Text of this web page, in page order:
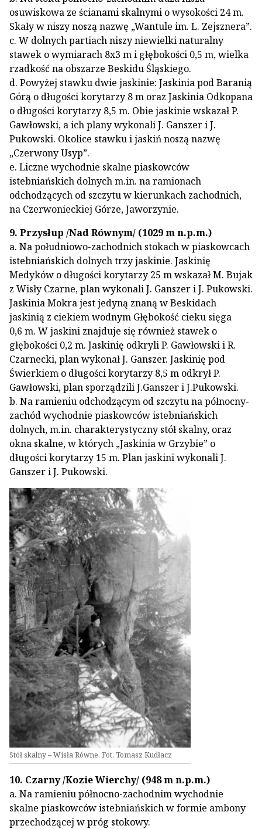
osuwiskowa ze ścianami skalnymi o wysokości 24 m.
Skały w niszy noszą nazwę „Wantule im. L. Zejsznera”.
c. W dolnych partiach niszy niewielki naturalny
stawek o wymiarach 8x3 m i głębokości 0,5 m, wielka
rzadkość na obszarze Beskidu Śląskiego.
d. Powyżej stawku dwie jaskinie: Jaskinia pod Baranią
Górą o długości korytarzy 8 m oraz Jaskinia Odkopana
o długości korytarzy 8,5 m. Obie jaskinie wskazał P.
Gawłowski, a ich plany wykonali J. Ganszer i J.
Pukowski. Okolice stawku i jaskiń noszą nazwę
„Czerwony Usyp”.
e. Liczne wychodnie skalne piaskowców
istebniańskich dolnych m.in. na ramionach
odchodzących od szczytu w kierunkach zachodnich,
na Czerwonieckiej Górze, Jaworzynie.
9. Przysłup /Nad Równym/ (1029 m n.p.m.)
a. Na południowo-zachodnich stokach w piaskowcach
istebniańskich dolnych trzy jaskinie. Jaskinię
Medyków o długości korytarzy 25 m wskazał M. Bujak
z Wisły Czarne, plan wykonali J. Ganszer i J. Pukowski.
Jaskinia Mokra jest jedyną znaną w Beskidach
jaskinią z ciekiem wodnym Głębokość cieku sięga
0,6 m. W jaskini znajduje się również stawek o
głębokości 0,2 m. Jaskinię odkryli P. Gawłowski i R.
Czarnecki, plan wykonał J. Ganszer. Jaskinię pod
Świerkiem o długości korytarzy 8,5 m odkrył P.
Gawłowski, plan sporządzili J.Ganszer i J.Pukowski.
b. Na ramieniu odchodzącym od szczytu na północny-
zachód wychodnie piaskowców istebniańskich
dolnych, m.in. charakterystyczny stół skalny, oraz
okna skalne, w których „Jaskinia w Grzybie” o
długości korytarzy 15 m. Plan jaskini wykonali J.
Ganszer i J. Pukowski.
Stół skalny – Wisła Równe. Fot. Tomasz Kudłacz
10. Czarny /Kozie Wierchy/ (948 m n.p.m.)
a. Na ramieniu północno-zachodnim wychodnie
skalne piaskowców istebniańskich w formie ambony
przechodzącej w próg stokowy.